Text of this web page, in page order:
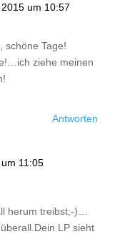
um 10:57
schöne Tage!
ziehe meinen
Antworten
11:05
herum treibst;-)…
LP sieht